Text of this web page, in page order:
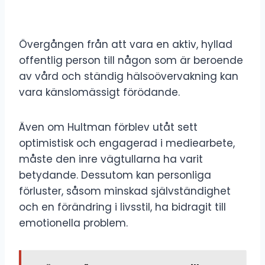
Övergången från att vara en aktiv, hyllad
offentlig person till någon som är beroende
av vård och ständig hälsoövervakning kan
vara känslomässigt förödande.
Även om Hultman förblev utåt sett
optimistisk och engagerad i mediearbete,
måste den inre vägtullarna ha varit
betydande. Dessutom kan personliga
förluster, såsom minskad självständighet
och en förändring i livsstil, ha bidragit till
emotionella problem.